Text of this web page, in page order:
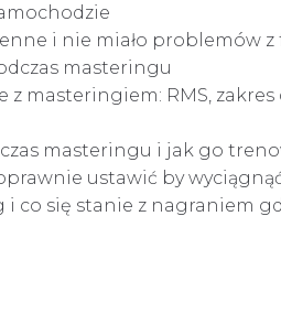
i nie miało problemów z
masteringu
z masteringiem: RMS,
masteringu i jak go
ustawić by
co się stanie z nagraniem